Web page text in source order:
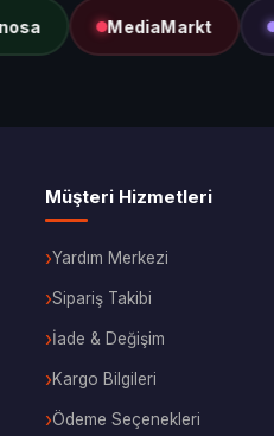
MediaMarkt N11
Müşteri Hizmetleri
Yardım Merkezi
Sipariş Takibi
İade & Değişim
Kargo Bilgileri
Ödeme Seçenekleri